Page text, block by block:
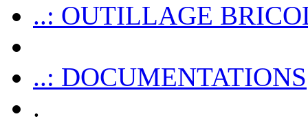
..: OUTILLAGE
..: DOCUMENTATIONS
.